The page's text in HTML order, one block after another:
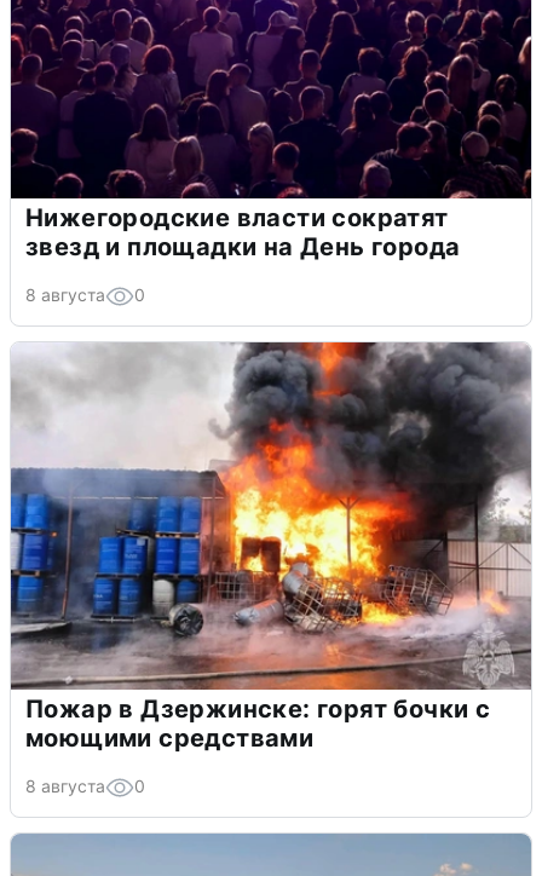
Нижегородские власти сократят
звезд и площадки на День города
8 августа 0
Пожар в Дзержинске: горят бочки с
моющими средствами
8 августа 0